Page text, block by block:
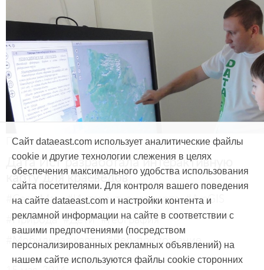
Продукты и услуги
Дата Ист разработала интерактивную
карту для краеведов
#CarryMap #Интерактивная карта #ArcGIS
#Природа #Дети #География
#Мобильная карта #Веб-приложение
Сайт dataeast.com использует аналитические файлы
cookie и другие технологии слежения в целях
обеспечения максимального удобства использования
сайта посетителями. Для контроля вашего поведения
на сайте dataeast.com и настройки контента и
рекламной информации на сайте в соответствии с
вашими предпочтениями (посредством
персонализированных рекламных объявлений) на
нашем сайте используются файлы cookie сторонних